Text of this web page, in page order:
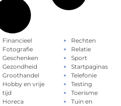
Financieel
Fotografie
Geschenken
Gezondheid
Groothandel
Hobby en vrije
tijd
Horeca
Rechten
Relatie
Sport
Startpaginas
Telefonie
Testing
Toerisme
Tuin en